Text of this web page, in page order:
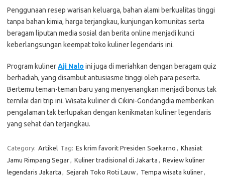
Penggunaan resep warisan keluarga, bahan alami berkualitas tinggi
tanpa bahan kimia, harga terjangkau, kunjungan komunitas serta
beragam liputan media sosial dan berita online menjadi kunci
keberlangsungan keempat toko kuliner legendaris ini.
Program kulinerAji Nalo ini juga di meriahkan dengan beragam quiz
berhadiah, yang disambut antusiasme tinggi oleh para peserta.
Bertemu teman-teman baru yang menyenangkan menjadi bonus tak
ternilai dari trip ini. Wisata kuliner di Cikini-Gondangdia memberikan
pengalaman tak terlupakan dengan kenikmatan kuliner legendaris
yang sehat dan terjangkau.
Category: Artikel Tag: Es krim favorit Presiden Soekarno , Khasiat
Jamu Rimpang Segar, Kuliner tradisional di Jakarta , Review kuliner
legendaris Jakarta , Sejarah Toko Roti Lauw, Tempa wisata kuliner,